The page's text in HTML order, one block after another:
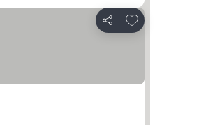
Compartir
Añadir a favoritos